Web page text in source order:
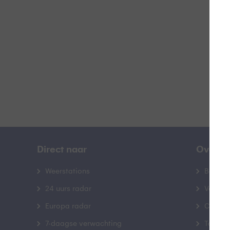
Direct naar
Weerstations
24 uurs radar
Europa radar
7-daagse verwachting
Over
Contact